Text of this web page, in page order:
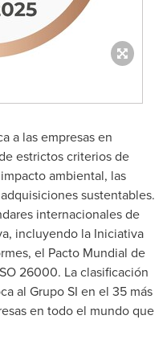
a las empresas en
estrictos criterios de
ambiental, las
sustentables.
internacionales de
incluyendo la Iniciativa
el Pacto Mundial de
26000. La clasificación
al Grupo SI en el 35 más
en todo el mundo que